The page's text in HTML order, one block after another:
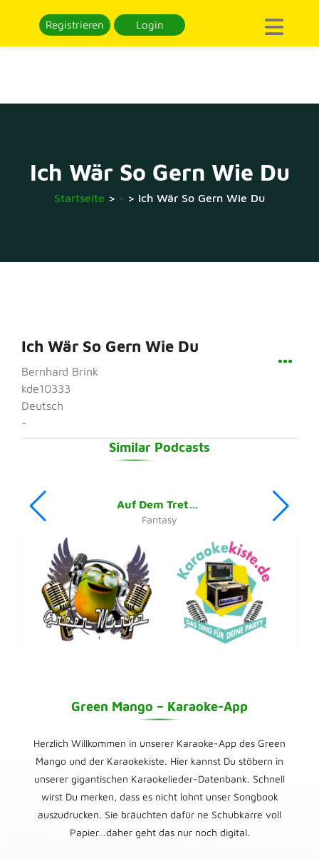
Registrieren Login
Ich Wär So Gern Wie Du
Startseite > - > Ich Wär So Gern Wie Du
Ich Wär So Gern Wie Du
Bernhard Brink
kde10333
Deutsch
-
Similar Podcasts
Auf Dem Tretboot
Fantasy
Green Mango – Karaoke-App
Herzlich Willkommen in unserer Karaoke-App des Green
Mango und der Karaokekiste. Hier kannst Du stöbern in
unserer gigantischen Karaokelieder-Datenbank. Schnell
wirst Du merken, dass es nicht lohnt unser Songbook
auszudrucken. Sie bräuchten dafür ne Schubkarre voll
Papier…daher geht das nur noch digital.